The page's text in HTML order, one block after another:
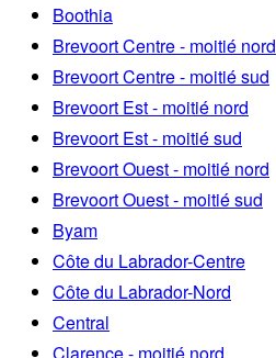
Boothia
Brevoort Centre - moitié nord
Brevoort Centre - moitié sud
Brevoort Est - moitié nord
Brevoort Est - moitié sud
Brevoort Ouest - moitié nord
Brevoort Ouest - moitié sud
Byam
Côte du Labrador-Centre
Côte du Labrador-Nord
Central
Clarence - moitié nord